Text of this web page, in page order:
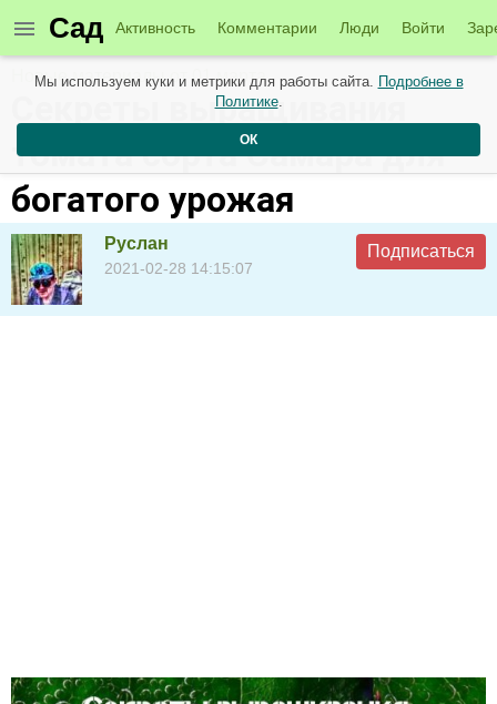
Сад Активность Комментарии Люди Войти
Новые материалы от 01 марта
Секреты выращивания
томата сорта Самара для
богатого урожая
Руслан
2021-02-28 14:15:07
Подписаться
Мы используем куки и метрики для работы сайта. Подробнее в
Политике.
ОК